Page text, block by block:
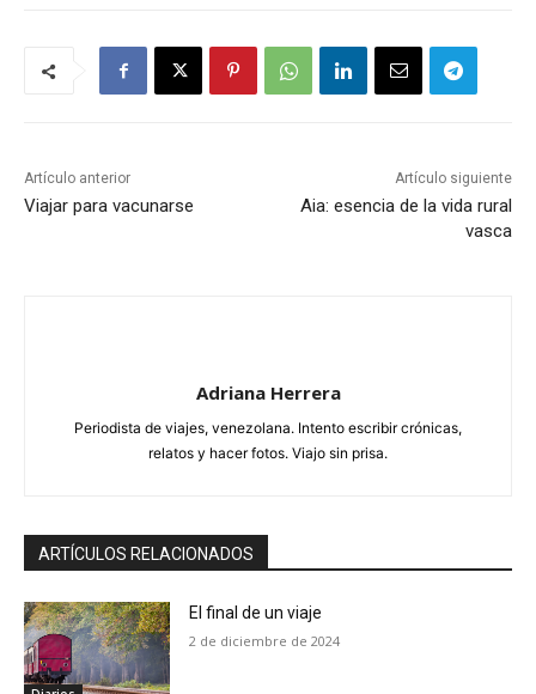
Artículo anterior
Viajar para vacunarse
Artículo siguiente
Aia: esencia de la vida rural
vasca
Adriana Herrera
Periodista de viajes, venezolana. Intento escribir crónicas,
relatos y hacer fotos. Viajo sin prisa.
ARTÍCULOS RELACIONADOS
El final de un viaje
2 de diciembre de 2024